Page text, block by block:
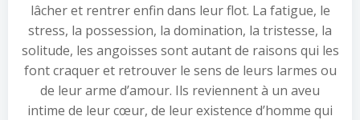
lâcher et rentrer enfin dans leur flot. La fatigue, le
stress, la possession, la domination, la tristesse, la
solitude, les angoisses sont autant de raisons qui les
font craquer et retrouver le sens de leurs larmes ou
de leur arme d’amour. Ils reviennent à un aveu
intime de leur cœur, de leur existence d’homme qui